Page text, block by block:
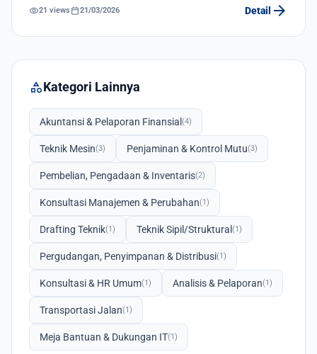
visibility21 views calendar_today21/03/2026 Detail arrow_forward
categoryKategori Lainnya
Akuntansi & Pelaporan Finansial (4)
Teknik Mesin(3) Penjaminan & Kontrol Mutu(3)
Pembelian, Pengadaan & Inventaris(2)
Konsultasi Manajemen & Perubahan(1)
Drafting Teknik(1) Teknik Sipil/Struktural (1)
Pergudangan, Penyimpanan & Distribusi(1)
Konsultasi & HR Umum(1) Analisis & Pelaporan(1)
Transportasi Jalan(1)
Meja Bantuan & Dukungan IT(1)